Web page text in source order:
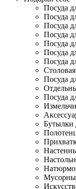
Посуда
Посуда
Посуда
Посуда
Посуда
Посуда
Посуда
Посуда
Посуда
Бутылки